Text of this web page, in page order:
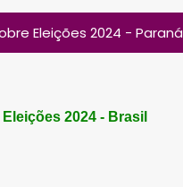
Eleições 2024 - Paraná
Eleições 2024 - Brasil